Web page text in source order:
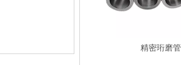
精密珩磨管